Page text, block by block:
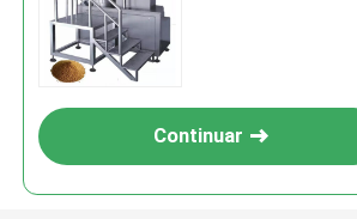
Continuar